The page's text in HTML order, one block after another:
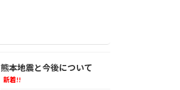
熊本地震と今後について
新着!!